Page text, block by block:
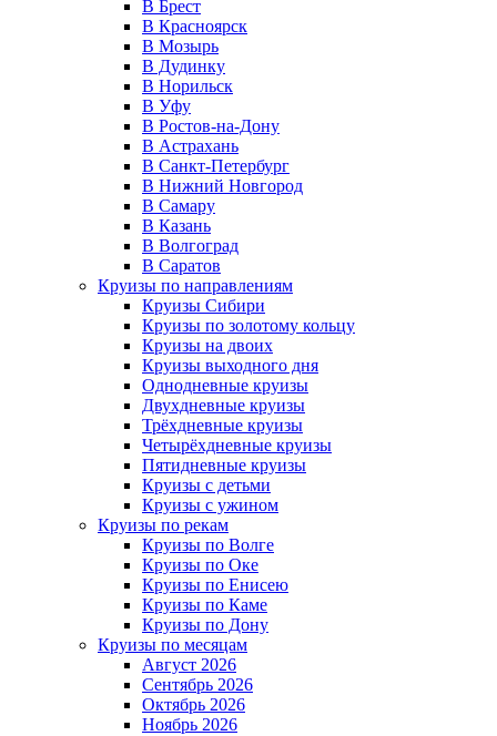
В Брест
В Красноярск
В Мозырь
В Дудинку
В Норильск
В Уфу
В Ростов-на-Дону
В Астрахань
В Санкт-Петербург
В Нижний Новгород
В Самару
В Казань
В Волгоград
В Саратов
Круизы по направлениям
Круизы Сибири
Круизы по золотому кольцу
Круизы на двоих
Круизы выходного дня
Однодневные круизы
Двухдневные круизы
Трёхдневные круизы
Четырёхдневные круизы
Пятидневные круизы
Круизы с детьми
Круизы с ужином
Круизы по рекам
Круизы по Волге
Круизы по Оке
Круизы по Енисею
Круизы по Каме
Круизы по Дону
Круизы по месяцам
Август 2026
Сентябрь 2026
Октябрь 2026
Ноябрь 2026